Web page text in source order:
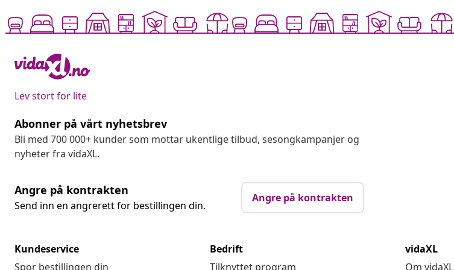
Lev stort for lite
Abonner på vårt nyhetsbrev
Bli med 700 000+ kunder som mottar ukentlige tilbud, sesongkampanjer og
nyheter fra vidaXL.
Angre på kontrakten
Send inn en angrerett for bestillingen din.
Angre på kontrakten
Kundeservice
Spor bestillingen din
Bedrift
Tilknyttet program
vidaXL
Om vidaXL